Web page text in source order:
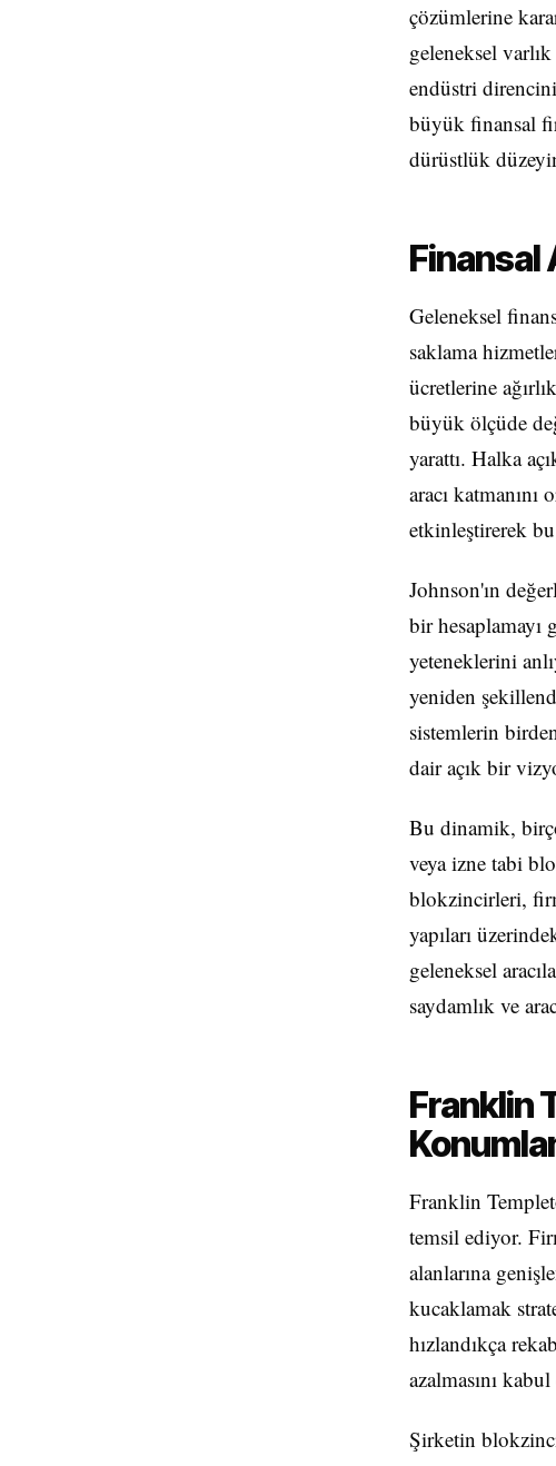
çözümlerine
geleneksel
endüstri
büyük finansal
dürüstlük
Finansal
Geleneksel
saklama
ücretlerine
büyük ölçüde
yarattı. Halka
aracı
etkinleştirerek
Johnson'ın
bir
yeteneklerini
yeniden
sistemlerin
dair açık bir
Bu dinamik,
veya izne tabi
blokzincirleri,
yapıları
geleneksel
saydamlık ve
Franklin
Franklin
temsil ediyor.
alanlarına
kucaklamak
hızlandıkça
azalmasını
Şirketin